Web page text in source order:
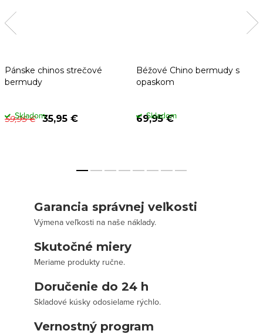
Pánske chinos strečové
bermudy
59,95 € 35,95 €
Skladom
Béžové Chino bermudy s
opaskom
69,95 €
Skladom
Garancia správnej veľkosti
Výmena veľkosti na naše náklady.
Skutočné miery
Meriame produkty ručne.
Doručenie do 24 h
Skladové kúsky odosielame rýchlo.
Vernostný program